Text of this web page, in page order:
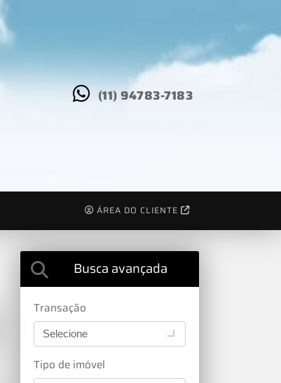
(11) 94783-7183
ÁREA DO CLIENTE
Busca avançada
Transação
Selecione
Tipo de imóvel